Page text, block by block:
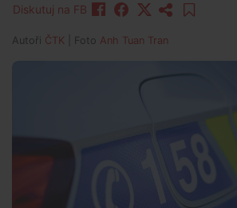
Diskutuj na FB
Autoři ČTK | Foto Anh Tuan Tran